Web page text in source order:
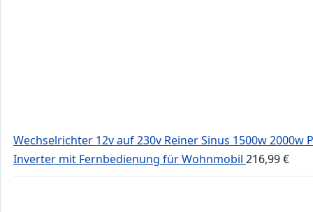
Wechselrichter 12v auf 230v Reiner Sinus 1500w 2000w
Inverter mit Fernbedienung für Wohnmobil 216,99€